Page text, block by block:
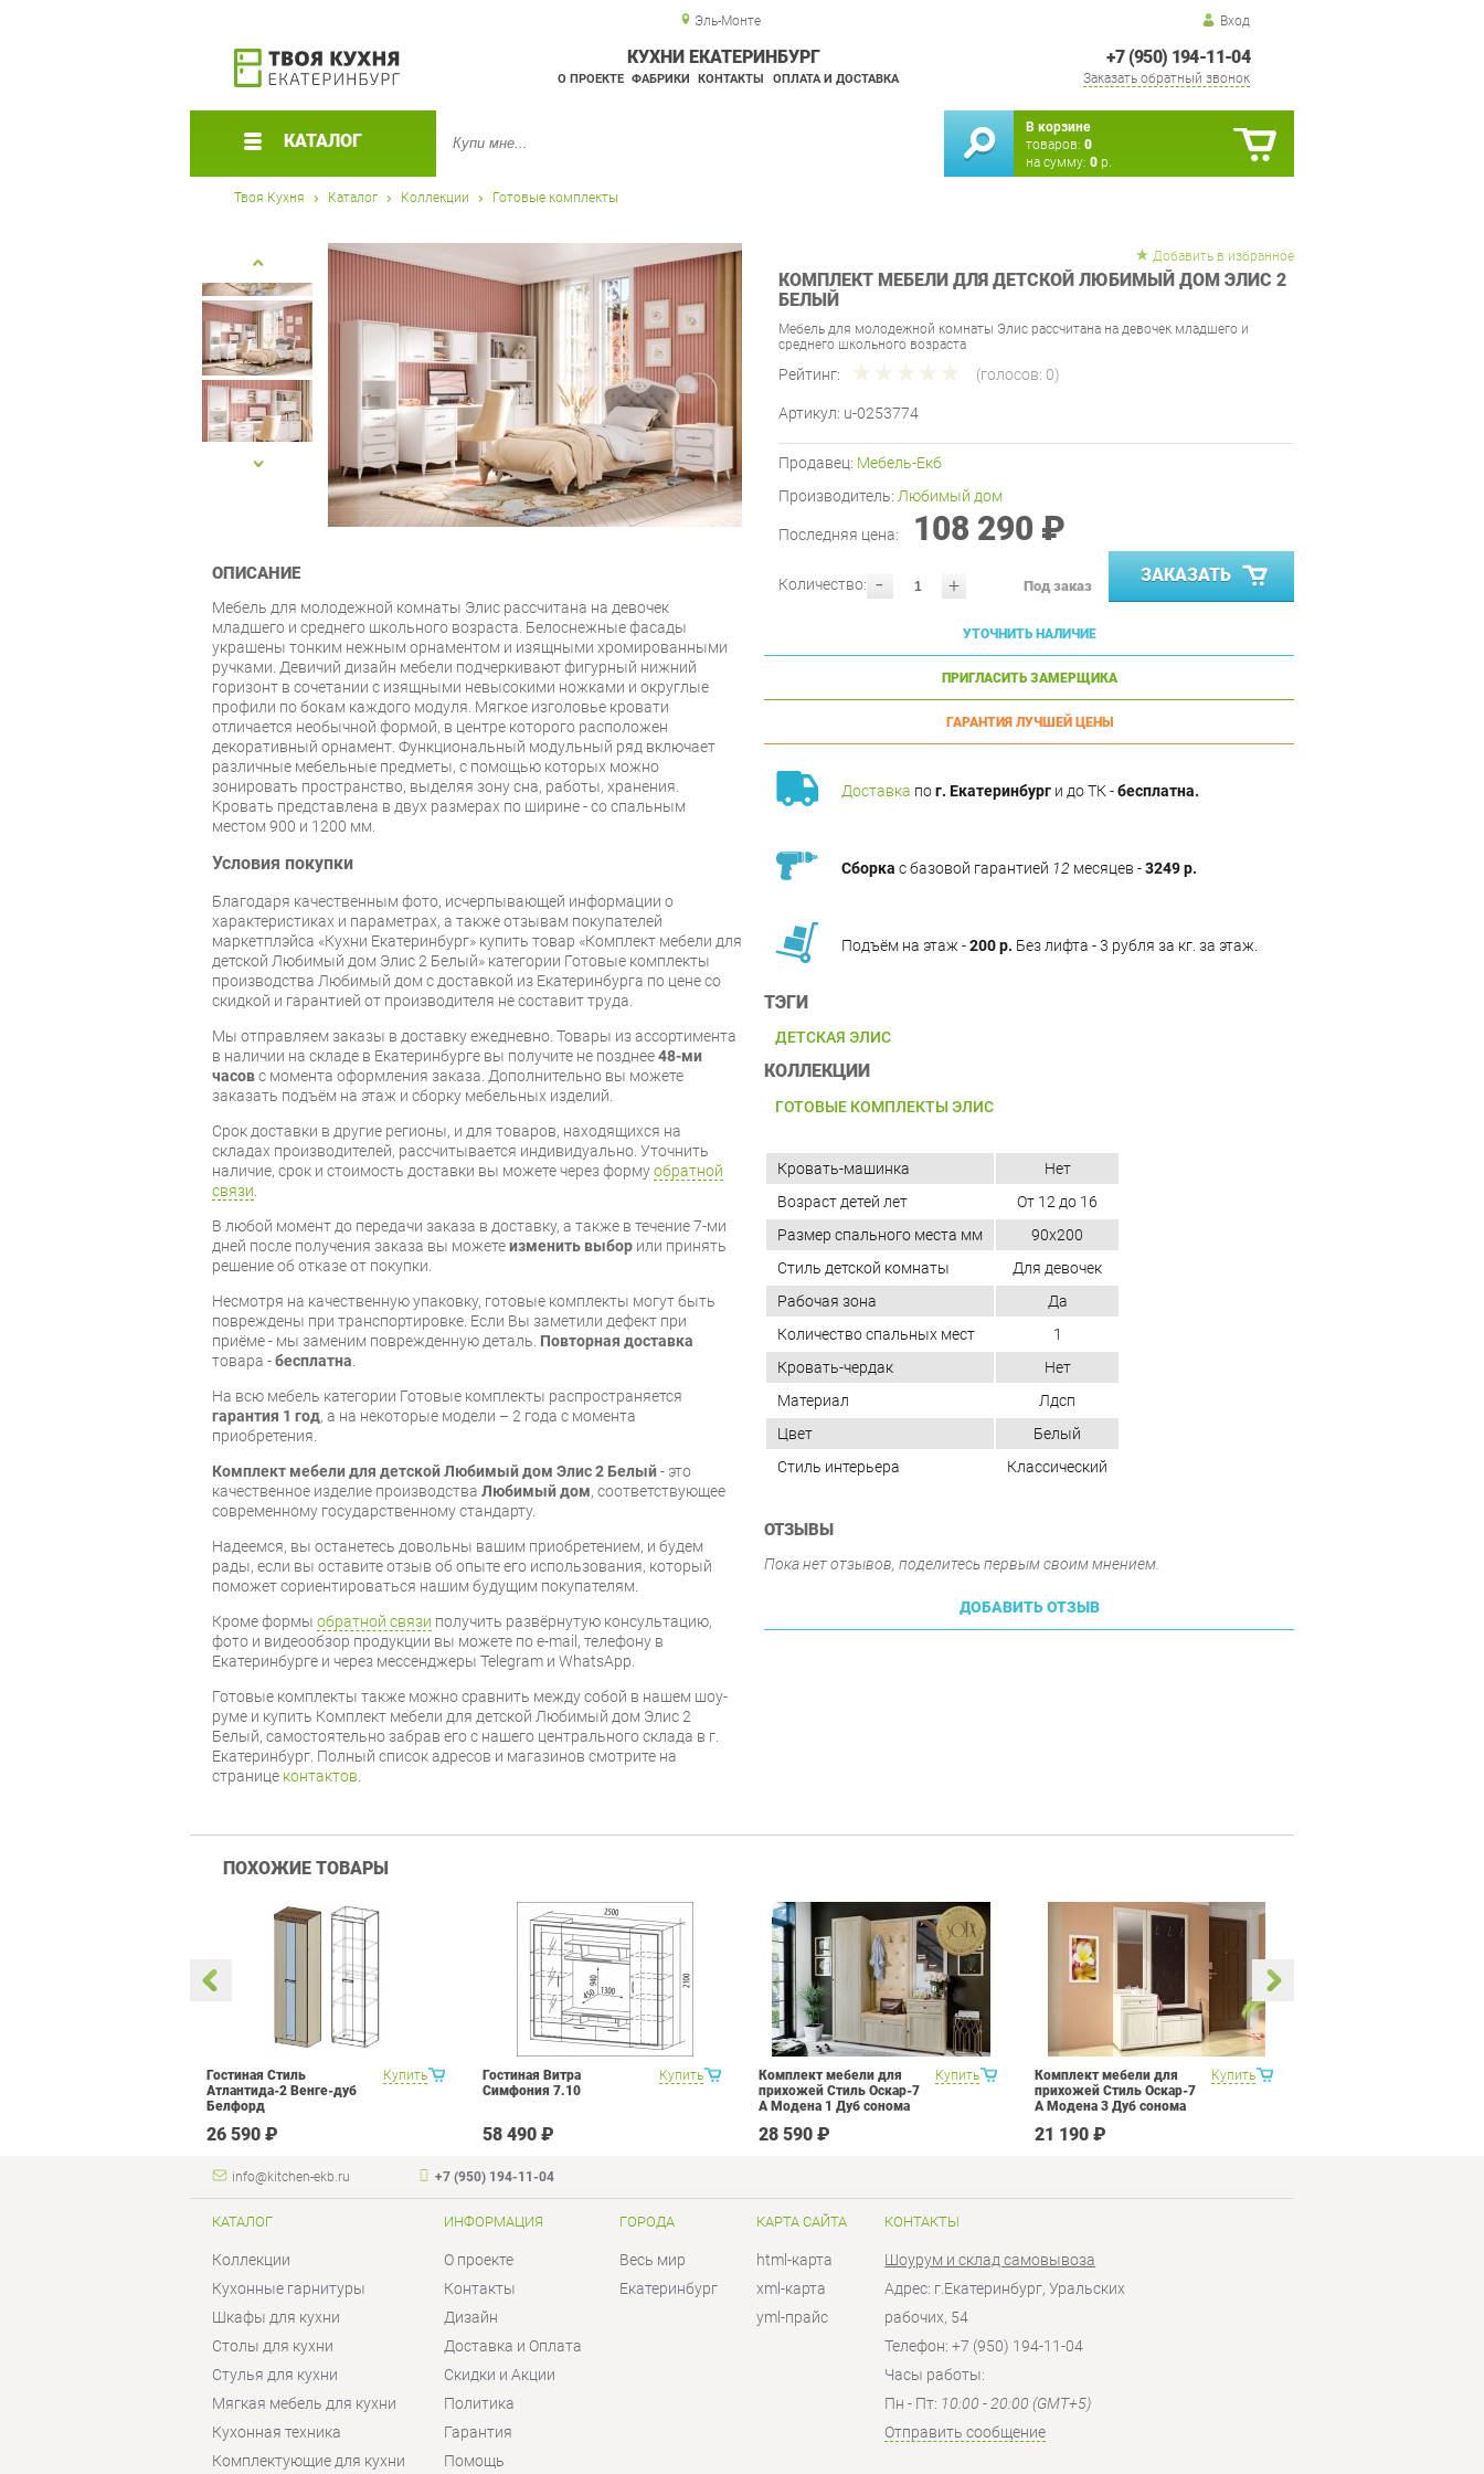
Эль-Монте Вход
+7 (950) 194-11-04
Заказать обратный звонок
КУХНИ ЕКАТЕРИНБУРГ
О ПРОЕКТЕ ФАБРИКИ КОНТАКТЫ ОПЛАТА И ДОСТАВКА
КАТАЛОГ
В корзине
товаров: 0
на сумму: 0 р.
Твоя Кухня Каталог Коллекции Готовые комплекты
Добавить в избранное
КОМПЛЕКТ МЕБЕЛИ ДЛЯ ДЕТСКОЙ ЛЮБИМЫЙ ДОМ ЭЛИС 2
БЕЛЫЙ
Мебель для молодежной комнаты Элис рассчитана на девочек младшего и
среднего школьного возраста
Рейтинг: (голосов: 0)
Артикул: u-0253774
Продавец: Мебель-Екб
Производитель: Любимый дом
Последняя цена: 108 290 ₽
- +
Количество: Под заказ
ЗАКАЗАТЬ
УТОЧНИТЬ НАЛИЧИЕ
ПРИГЛАСИТЬ ЗАМЕРЩИКА
ГАРАНТИЯ ЛУЧШЕЙ ЦЕНЫ
Доставка пог. Екатеринбург и до ТК -бесплатна.
Сборка с базовой гарантией 12 месяцев -3249 р.
Подъём на этаж -200 р. Без лифта - 3 рубля за кг. за этаж.
ТЭГИ
ДЕТСКАЯ ЭЛИС
КОЛЛЕКЦИИ
ГОТОВЫЕ КОМПЛЕКТЫ ЭЛИС
ОПИСАНИЕ
Мебель для молодежной комнаты Элис рассчитана на девочек
младшего и среднего школьного возраста. Белоснежные фасады
украшены тонким нежным орнаментом и изящными хромированными
ручками. Девичий дизайн мебели подчеркивают фигурный нижний
горизонт в сочетании с изящными невысокими ножками и округлые
профили по бокам каждого модуля. Мягкое изголовье кровати
отличается необычной формой, в центре которого расположен
декоративный орнамент. Функциональный модульный ряд включает
различные мебельные предметы, с помощью которых можно
зонировать пространство, выделяя зону сна, работы, хранения.
Кровать представлена в двух размерах по ширине - со спальным
местом 900 и 1200 мм.
Условия покупки
Благодаря качественным фото, исчерпывающей информации о
характеристиках и параметрах, а также отзывам покупателей
маркетплэйса «Кухни Екатеринбург» купить товар «Комплект мебели для
детской Любимый дом Элис 2 Белый» категории Готовые комплекты
производства Любимый дом с доставкой из Екатеринбурга по цене со
скидкой и гарантией от производителя не составит труда.
Мы отправляем заказы в доставку ежедневно. Товары из ассортимента
в наличии на складе в Екатеринбурге вы получите не позднее48-ми
часовс момента оформления заказа. Дополнительно вы можете
заказать подъём на этаж и сборку мебельных изделий.
Срок доставки в другие регионы, и для товаров, находящихся на
складах производителей, рассчитывается индивидуально. Уточнить
наличие, срок и стоимость доставки вы можете через формуобратной
связи.
В любой момент до передачи заказа в доставку, а также в течение 7-ми
дней после получения заказа вы можетеизменить выбор или принять
решение об отказе от покупки.
Несмотря на качественную упаковку, готовые комплекты могут быть
повреждены при транспортировке. Если Вы заметили дефект при
приёме - мы заменим поврежденную деталь. Повторная доставка
товара -бесплатна.
На всю мебель категории Готовые комплекты распространяется
гарантия 1 год, а на некоторые модели – 2 года с момента
приобретения.
Комплект мебели для детской Любимый дом Элис 2 Белый- это
качественное изделие производства Любимый дом, соответствующее
современному государственному стандарту.
Надеемся, вы останетесь довольны вашим приобретением, и будем
рады, если вы оставите отзыв об опыте его использования, который
поможет сориентироваться нашим будущим покупателям.
Кроме формы обратной связи получить развёрнутую консультацию,
фото и видеообзор продукции вы можете по e-mail, телефону в
Екатеринбурге и через мессенджеры Telegram и WhatsApp.
Готовые комплекты также можно сравнить между собой в нашем шоу-
руме и купить Комплект мебели для детской Любимый дом Элис 2
Белый, самостоятельно забрав его с нашего центрального склада в г.
Екатеринбург. Полный список адресов и магазинов смотрите на
странице контактов.
Кровать-машинка
Нет
Возраст детей лет
От 12 до 16
Размер спального места мм
90х200
Стиль детской комнаты
Для девочек
Рабочая зона
Да
Количество спальных мест
1
Кровать-чердак
Нет
Материал
Лдсп
Цвет
Белый
Стиль интерьера
Классический
ОТЗЫВЫ
Пока нет отзывов, поделитесь первым своим мнением.
ДОБАВИТЬ ОТЗЫВ
ПОХОЖИЕ ТОВАРЫ
Купить
Гостиная Стиль
Атлантида-2 Венге-дуб
Белфорд
26 590 ₽
Купить
Гостиная Витра
Симфония 7.10
58 490 ₽
Купить
Комплект мебели для
прихожей Стиль Оскар-7
А Модена 1 Дуб сонома
28 590 ₽
Купить
Комплект мебели для
прихожей Стиль Оскар-7
А Модена 3 Дуб сонома
21 190 ₽
info@kitchen-ekb.ru +7 (950) 194-11-04
КАТАЛОГ
Коллекции
Кухонные гарнитуры
Шкафы для кухни
Столы для кухни
Стулья для кухни
Мягкая мебель для кухни
Кухонная техника
Комплектующие для кухни
ИНФОРМАЦИЯ
О проекте
Контакты
Дизайн
Доставка и Оплата
Скидки и Акции
Политика
Гарантия
Помощь
ГОРОДА
Весь мир
Екатеринбург
КАРТА САЙТА
html-карта
xml-карта
yml-прайс
КОНТАКТЫ
Шоурум и склад самовывоза
Адрес: г.Екатеринбург, Уральских
рабочих, 54
Телефон: +7 (950) 194-11-04
Часы работы:
Пн - Пт: 10:00 - 20:00 (GMT+5)
Отправить сообщение